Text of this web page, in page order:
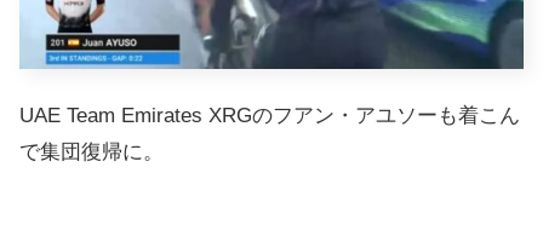
UAE Team Emirates XRGのフアン・アユソーも着こん
で集団復帰に。